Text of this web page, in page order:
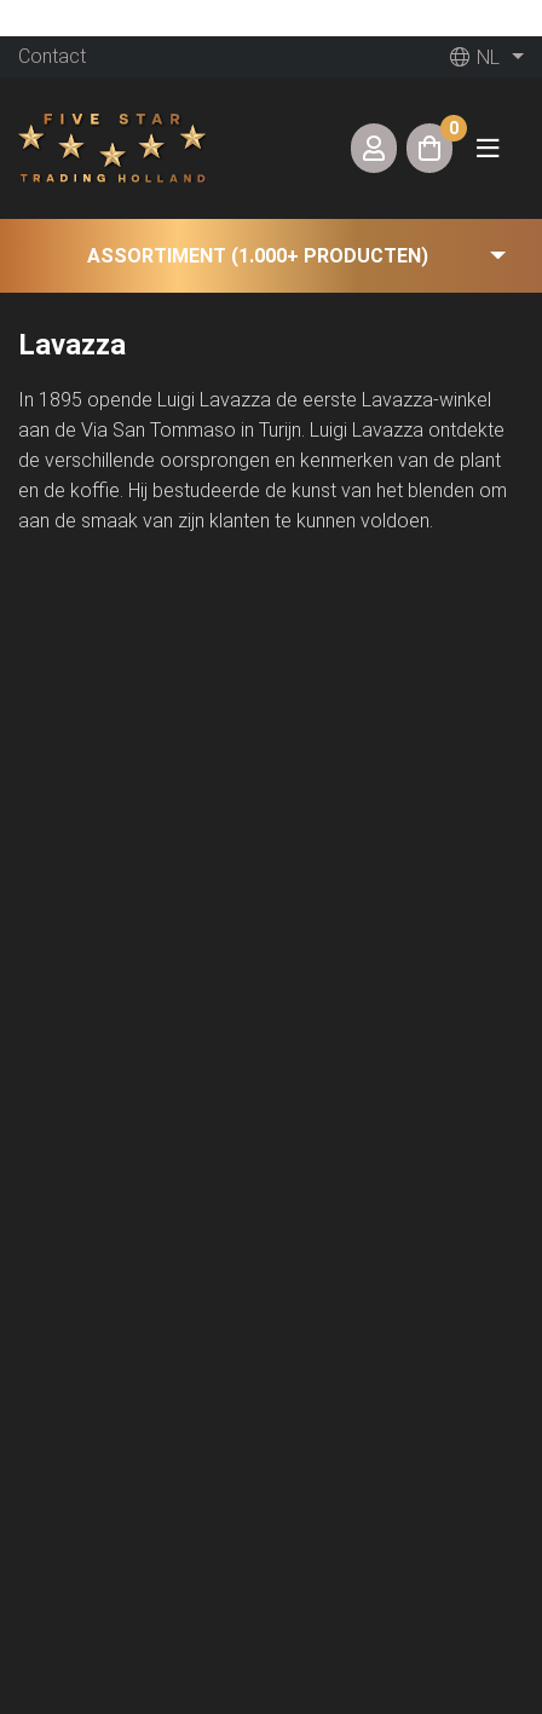
Contact NL
0
ASSORTIMENT (1.000+ PRODUCTEN)
Lavazza
In 1895 opende Luigi Lavazza de eerste Lavazza-winkel
aan de Via San Tommaso in Turijn. Luigi Lavazza ontdekte
de verschillende oorsprongen en kenmerken van de plant
en de koffie. Hij bestudeerde de kunst van het blenden om
aan de smaak van zijn klanten te kunnen voldoen.